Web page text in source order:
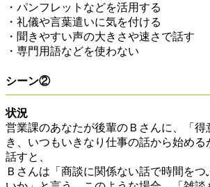
・パンフレットなどを活用する
・礼儀や言葉遣いに気を付ける
・聞きやすい声の大きさや速さで話す
・専門用語などを使わない
シーン②
状況
営業課のあなたが後輩のＢさんに、「得
き、いつもいきなり仕事の話から始める
話すと、
Ｂさんは「商談に関係ない話で時間を